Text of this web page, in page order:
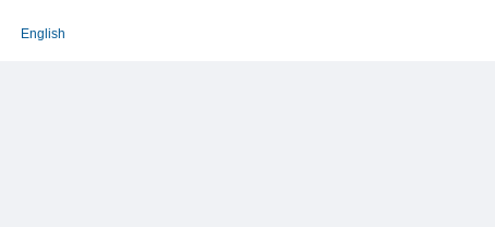
English